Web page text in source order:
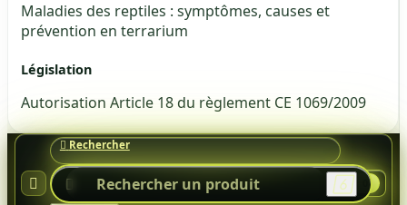
Maladies des reptiles : symptômes, causes et
prévention en terrarium
Législation
Autorisation Article 18 du règlement CE 1069/2009



